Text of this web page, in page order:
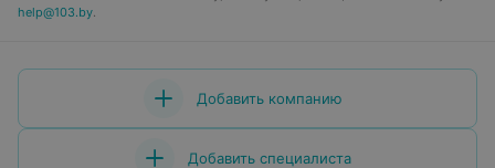
help@103.by.
Добавить компанию
Добавить специалиста